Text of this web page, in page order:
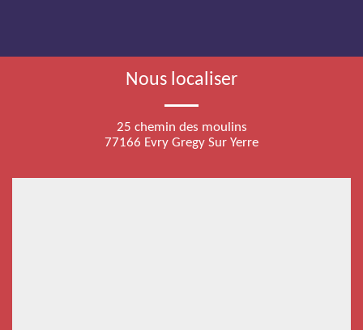
Nous localiser
25 chemin des moulins
77166 Evry Gregy Sur Yerre